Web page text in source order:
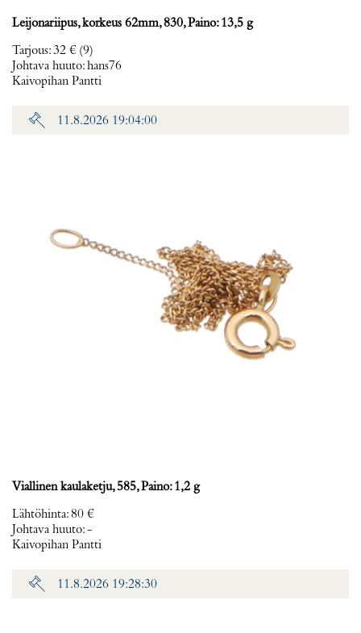
Leijonariipus, korkeus 62mm, 830, Paino: 13,5 g
Tarjous:32 € (9)
Johtava huuto:hans76
Kaivopihan Pantti
11.8.2026 19:04:00
Viallinen kaulaketju, 585, Paino: 1,2 g
Lähtöhinta:80 €
Johtava huuto:-
Kaivopihan Pantti
11.8.2026 19:28:30